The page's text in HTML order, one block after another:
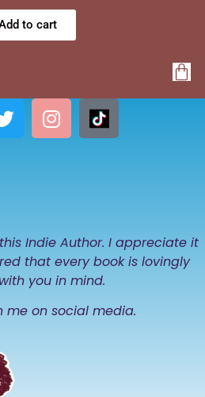
to cart
Indie Author. I appreciate it
that every book is lovingly
you in mind.
me on social media.